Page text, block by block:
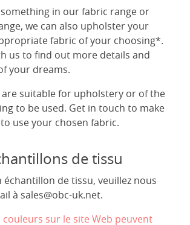
in our fabric range or
we can also upholster your
fabric of your choosing*.
us to find out more details and
your dreams.
suitable for upholstery or of the
to be used. Get in touch to make
use your chosen fabric.
de tissu
de tissu, veuillez nous
à sales@obc-uk.net.
couleurs sur le site Web peuvent